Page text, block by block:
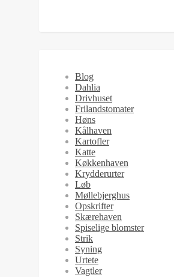
Blog
Dahlia
Drivhuset
Frilandstomater
Høns
Kålhaven
Kartofler
Katte
Køkkenhaven
Krydderurter
Løb
Møllebjerghus
Opskrifter
Skærehaven
Spiselige blomster
Strik
Syning
Urtete
Vagtler